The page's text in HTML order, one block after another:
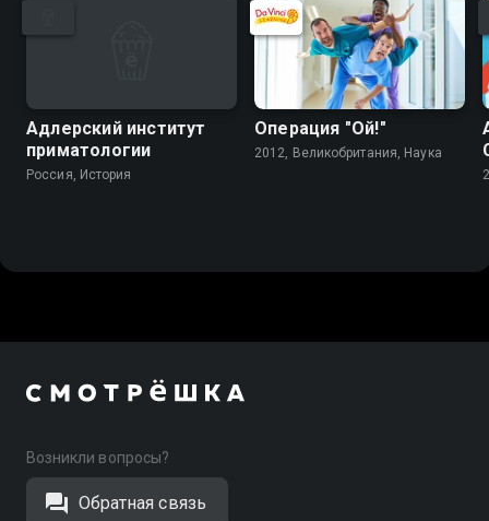
Адлерский институт
приматологии
Россия, История
Операция "Ой!"
2012, Великобритания, Наука
Возникли вопросы?
Обратная связь